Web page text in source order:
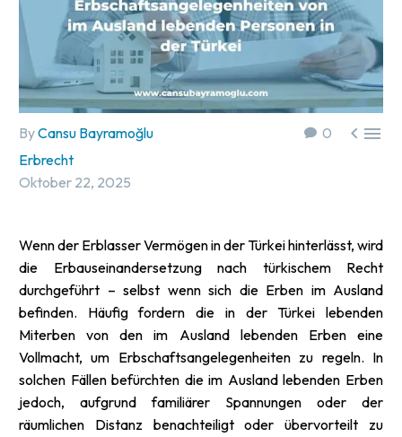
0 
ByCansu Bayramoğlu
Erbrecht
Oktober 22, 2025
Wenn der Erblasser Vermögen in der Türkei hinterlässt, wird
die Erbauseinandersetzung nach türkischem Recht
durchgeführt – selbst wenn sich die Erben im Ausland
befinden. Häufig fordern die in der Türkei lebenden
Miterben von den im Ausland lebenden Erben eine
Vollmacht, um Erbschaftsangelegenheiten zu regeln. In
solchen Fällen befürchten die im Ausland lebenden Erben
jedoch, aufgrund familiärer Spannungen oder der
räumlichen Distanz benachteiligt oder übervorteilt zu